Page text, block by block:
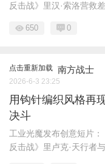
反击战》里汉·索洛营救差
650 0
点击重新加载 南方战士
2026-6-3 23:25
用钩针编织风格再
决斗
工业光魔发布创意短片
反击战》里卢克·天行者与